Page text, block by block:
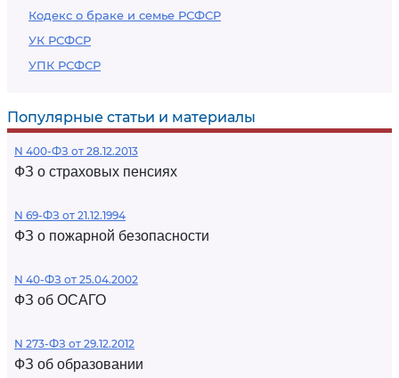
Кодекс о браке и семье РСФСР
УК РСФСР
УПК РСФСР
Популярные статьи и материалы
N 400-ФЗ от 28.12.2013
ФЗ о страховых пенсиях
N 69-ФЗ от 21.12.1994
ФЗ о пожарной безопасности
N 40-ФЗ от 25.04.2002
ФЗ об ОСАГО
N 273-ФЗ от 29.12.2012
ФЗ об образовании